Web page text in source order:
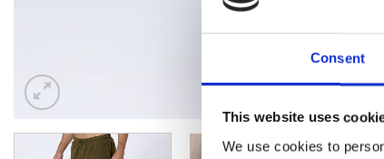
Consent
This website uses
We use cookies to